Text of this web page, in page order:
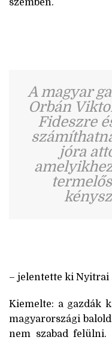
szemben.
A magyar
Orbán
Fideszre
jóra
– jelentette ki Nyitrai
Kiemelte: a gazdák
magyarországi
nem szabad felülni.